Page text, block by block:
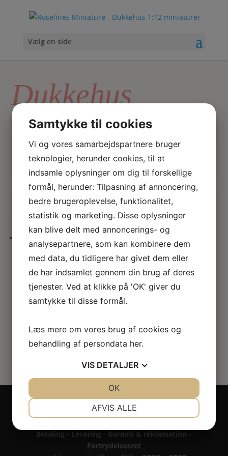
Vælg en side
Dukkehus
blomsterstand
Hjem / Varer tagged “Dukkehus blomsterstand”
Skriv
hvad
her
Søg
Viser 1 resultat
Dukkehus blomster stand i
valnød
160.00kr.
Copyright 2024 - All rights reserved RoseLines
Miniature ® på design, brandnavn, logo, tekst og
Betaling - Levering - Garanti & reklamation -
Fortrydelsesret
Samtykke til cookies
Vi og vores samarbejdspartnere bruger
teknologier, herunder cookies, til at
indsamle oplysninger om dig til forskellige
formål, herunder: Tilpasning af annoncering,
bedre brugeroplevelse, funktionalitet,
statistik og marketing. Disse oplysninger
kan blive delt med annoncerings- og
analysepartnere, som kan kombinere dem
med data, du tidligere har givet dem eller
de har indsamlet gennem din brug af deres
tjenester. Ved at klikke på 'OK' giver du
samtykke til disse formål.
Læs mere om vores brug af cookies og
behandling af persondata her.
VIS DETALJER
MARKETING STATISTIK
AFVIS ALLE
OK